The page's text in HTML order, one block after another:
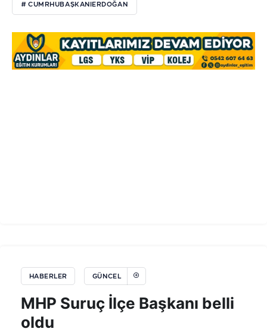
# CUMRHUBAŞKANIERDOĞAN
HABERLER GÜNCEL
MHP Suruç İlçe Başkanı belli
oldu